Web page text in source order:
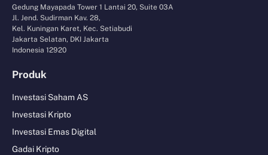
Gedung Mayapada Tower 1 Lantai 20, Suite 03A
Jl. Jend. Sudirman Kav. 28,
Kel. Kuningan Karet, Kec. Setiabudi
Jakarta Selatan, DKI Jakarta
Indonesia 12920
Produk
Investasi Saham AS
Investasi Kripto
Investasi Emas Digital
Gadai Kripto